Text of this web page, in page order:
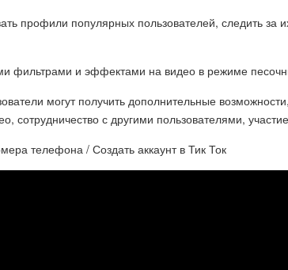
профили популярных пользователей, следить за
фильтрами и эффектами на видео в режиме
могут получить дополнительные
сотрудничество с другими пользователями,
телефона / Создать аккаунт в Тик Ток